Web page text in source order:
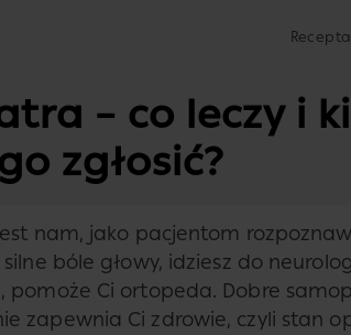
– co leczy i
zgłosić?
nam, jako pacjentom
bóle głowy, idziesz do
pomoże Ci ortopeda. Dobre
zapewnia Ci zdrowie, czyli stan